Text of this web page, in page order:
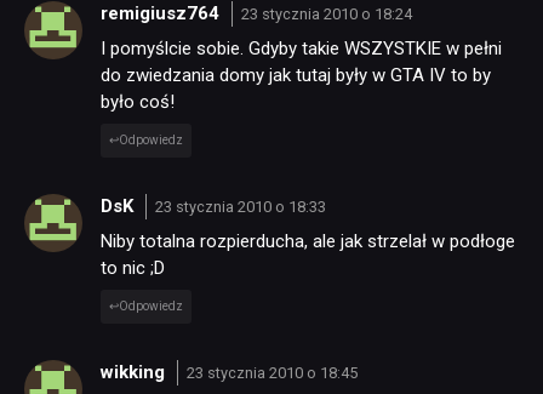
remigiusz764 23 stycznia 2010 o 18:24
I pomyślcie sobie. Gdyby takie WSZYSTKIE w pełni
do zwiedzania domy jak tutaj były w GTA IV to by
było coś!
Odpowiedz
DsK 23 stycznia 2010 o 18:33
Niby totalna rozpierducha, ale jak strzelał w podłoge
to nic ;D
Odpowiedz
wikking 23 stycznia 2010 o 18:45